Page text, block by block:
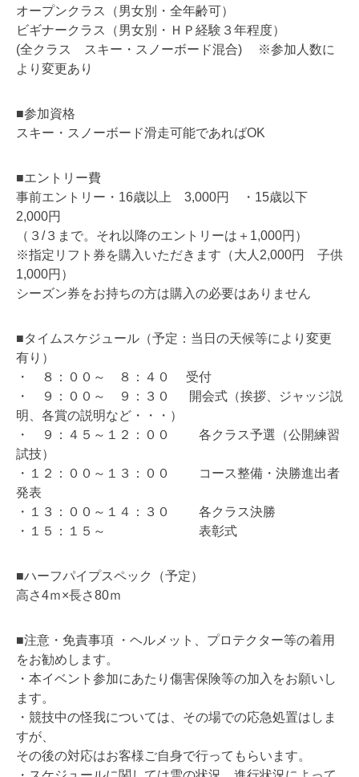
オープンクラス（男女別・全年齢可）
ビギナークラス（男女別・ＨＰ経験３年程度）
(全クラス スキー・スノーボード混合) ※参加人数に
より変更あり
■参加資格
スキー・スノーボード滑走可能であればOK
■エントリー費
事前エントリー・16歳以上 3,000円 ・15歳以下
2,000円
（３/３まで。それ以降のエントリーは＋1,000円）
※指定リフト券を購入いただきます（大人2,000円 子供
1,000円）
シーズン券をお持ちの方は購入の必要はありません
■タイムスケジュール（予定：当日の天候等により変更
有り）
・ ８：００～ ８：４０ 受付
・ ９：００～ ９：３０ 開会式（挨拶、ジャッジ説
明、各賞の説明など・・・）
・ ９：４５～１２：００ 各クラス予選（公開練習
試技）
・１２：００～１３：００ コース整備・決勝進出者
発表
・１３：００～１４：３０ 各クラス決勝
・１５：１５～ 表彰式
■ハーフパイプスペック（予定）
高さ4ｍ×長さ80ｍ
■注意・免責事項 ・ヘルメット、プロテクター等の着用
をお勧めします。
・本イベント参加にあたり傷害保険等の加入をお願いし
ます。
・競技中の怪我については、その場での応急処置はしま
すが、
その後の対応はお客様ご自身で行ってもらいます。